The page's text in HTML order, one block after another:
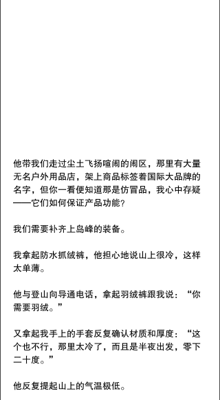
他带我们走过尘土飞扬喧闹的闹区，那里有大量
无名户外用品店，架上商品标签着国际大品牌的
名字，但你一看便知道那是仿冒品，我心中存疑
——它们如何保证产品功能？
我们需要补齐上岛峰的装备。
我拿起防水抓绒裤，他担心地说山上很冷，这样
太单薄。
他与登山向导通电话，拿起羽绒裤跟我说：“你
需要羽绒。”
又拿起我手上的手套反复确认材质和厚度：“这
个也不行，那里太冷了，而且是半夜出发，零下
二十度。”
他反复提起山上的气温极低。